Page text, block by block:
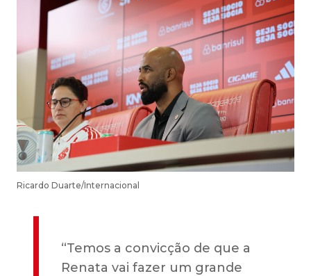
Ricardo Duarte/Internacional
“Temos a convicção de que a
Renata vai fazer um grande